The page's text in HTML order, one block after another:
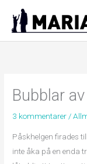
innehåll
Bubblar
3 kommentarer /
Påskhelgen firades
inte åka på en enda